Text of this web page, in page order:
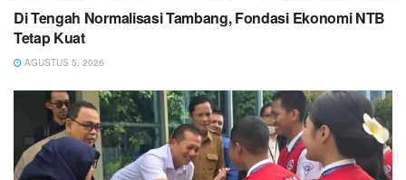
Di Tengah Normalisasi Tambang, Fondasi Ekonomi NTB
Tetap Kuat
AGUSTUS 5, 2026